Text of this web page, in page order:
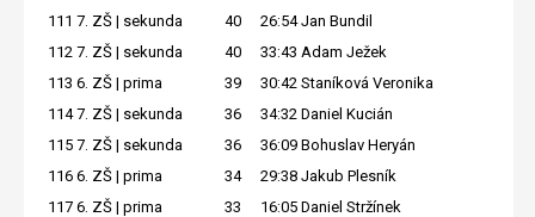
111 7. ZŠ | sekunda 40 26:54 Jan Bundil
112 7. ZŠ | sekunda 40 33:43 Adam Ježek
113 6. ZŠ | prima 39 30:42 Staníková Veronika
114 7. ZŠ | sekunda 36 34:32 Daniel Kucián
115 7. ZŠ | sekunda 36 36:09 Bohuslav Heryán
116 6. ZŠ | prima 34 29:38 Jakub Plesník
117 6. ZŠ | prima 33 16:05 Daniel Stržínek